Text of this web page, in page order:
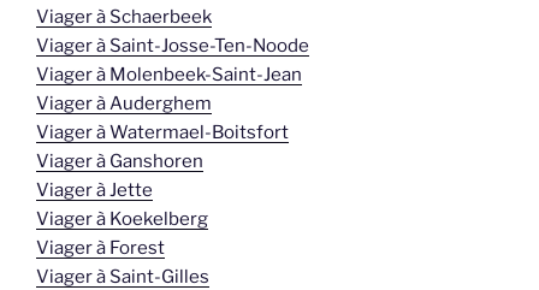
Viager à Schaerbeek
Viager à Saint-Josse-Ten-Noode
Viager à Molenbeek-Saint-Jean
Viager à Auderghem
Viager à Watermael-Boitsfort
Viager à Ganshoren
Viager à Jette
Viager à Koekelberg
Viager à Forest
Viager à Saint-Gilles